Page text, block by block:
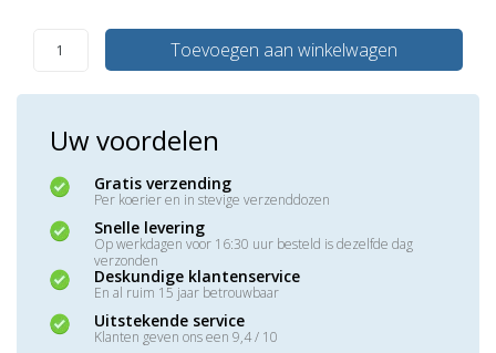
Toevoegen aan winkelwagen
Uw voordelen
Gratis verzending
Per koerier en in stevige verzenddozen
Snelle levering
Op werkdagen voor 16:30 uur besteld is dezelfde dag
verzonden
Deskundige klantenservice
En al ruim 15 jaar betrouwbaar
Uitstekende service
Klanten geven ons een 9,4 / 10